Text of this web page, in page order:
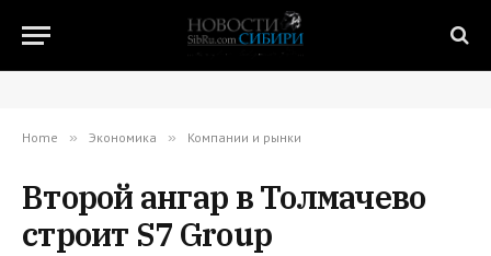
Home » Экономика » Компании и рынки
Второй ангар в Толмачево
строит S7 Group